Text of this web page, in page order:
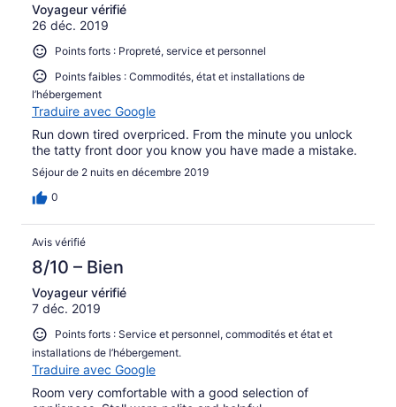
Voyageur vérifié
26 déc. 2019
Points forts : Propreté, service et personnel
Points faibles : Commodités, état et installations de
l’hébergement
Traduire avec Google
Run down tired overpriced. From the minute you unlock
the tatty front door you know you have made a mistake.
Séjour de 2 nuits en décembre 2019
0
Avis vérifié
8/10 – Bien
Voyageur vérifié
7 déc. 2019
Points forts : Service et personnel, commodités et état et
installations de l’hébergement.
Traduire avec Google
Room very comfortable with a good selection of